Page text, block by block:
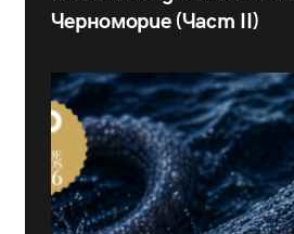
Черноморие (Част II)